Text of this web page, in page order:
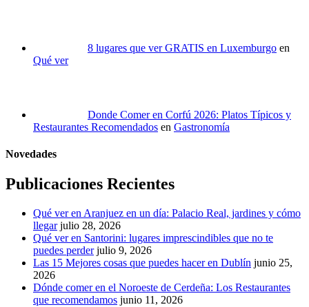
8 lugares que ver GRATIS en Luxemburgo en
Qué ver
Donde Comer en Corfú 2026: Platos Típicos y
Restaurantes Recomendados en Gastronomía
Novedades
Publicaciones Recientes
Qué ver en Aranjuez en un día: Palacio Real, jardines y cómo
llegar julio 28, 2026
Qué ver en Santorini: lugares imprescindibles que no te
puedes perder julio 9, 2026
Las 15 Mejores cosas que puedes hacer en Dublín junio 25,
2026
Dónde comer en el Noroeste de Cerdeña: Los Restaurantes
que recomendamos junio 11, 2026